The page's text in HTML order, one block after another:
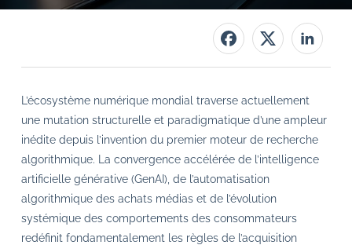
L’écosystème numérique mondial traverse actuellement
une mutation structurelle et paradigmatique d’une ampleur
inédite depuis l’invention du premier moteur de recherche
algorithmique. La convergence accélérée de l’intelligence
artificielle générative (GenAI), de l’automatisation
algorithmique des achats médias et de l’évolution
systémique des comportements des consommateurs
redéfinit fondamentalement les règles de l’acquisition